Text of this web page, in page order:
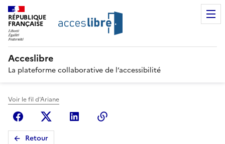
RÉPUBLIQUE
FRANÇAISE
Acceslibre
La plateforme collaborative de l’accessibilité
Voir le fil d'Ariane
FacebookX (anciennement Twitter)
Linkedin
Retour